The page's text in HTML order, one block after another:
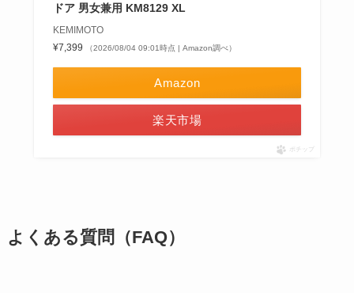
ドア 男女兼用 KM8129 XL
KEMIMOTO
¥7,399
（2026/08/04 09:01時点 | Amazon調べ）
Amazon
楽天市場
ポチップ
よくある質問（FAQ）